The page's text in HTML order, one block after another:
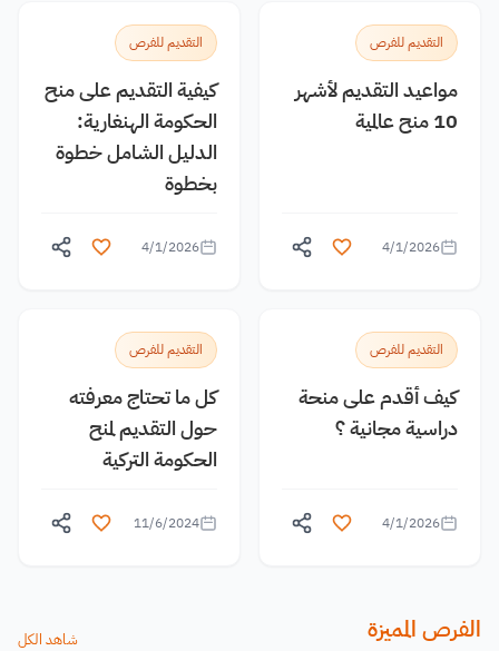
التقديم للفرص
مواعيد التقديم لأشهر
10 منح عالمية
4/1/2026
التقديم للفرص
كيفية التقديم على منح
الحكومة الهنغارية:
الدليل الشامل خطوة
بخطوة
4/1/2026
التقديم للفرص
كيف أقدم على منحة
دراسية مجانية ؟
4/1/2026
التقديم للفرص
كل ما تحتاج معرفته
حول التقديم لمنح
الحكومة التركية
11/6/2024
الفرص المميزة شاهد الكل